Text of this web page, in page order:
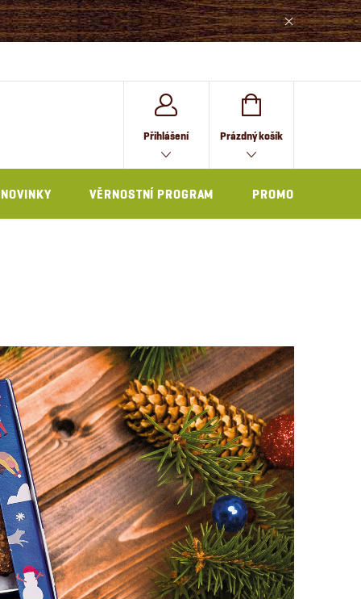
Přihlášení
NÁKUPNÍ
KOŠÍK
Prázdný košík
NOVINKY VĚRNOSTNÍ PROGRAM PROMO